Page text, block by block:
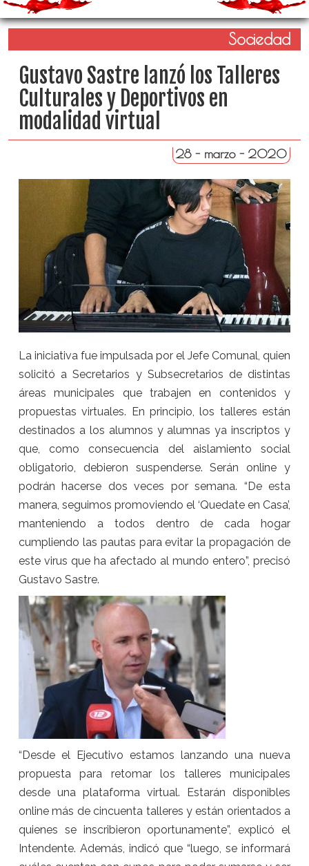
Sociedad
Gustavo Sastre lanzó los Talleres
Culturales y Deportivos en
modalidad virtual
28 - marzo - 2020
La iniciativa fue impulsada por el Jefe Comunal, quien
solicitó a Secretarios y Subsecretarios de distintas
áreas municipales que trabajen en contenidos y
propuestas virtuales. En principio, los talleres están
destinados a los alumnos y alumnas ya inscriptos y
que, como consecuencia del aislamiento social
obligatorio, debieron suspenderse. Serán online y
podrán hacerse dos veces por semana. “De esta
manera, seguimos promoviendo el ‘Quedate en Casa’,
manteniendo a todos dentro de cada hogar
cumpliendo las pautas para evitar la propagación de
este virus que ha afectado al mundo entero”, precisó
Gustavo Sastre.
“Desde el Ejecutivo estamos lanzando una nueva
propuesta para retomar los talleres municipales
desde una plataforma virtual. Estarán disponibles
online más de cincuenta talleres y están orientados a
quienes se inscribieron oportunamente”, explicó el
Intendente. Además, indicó que “luego, se informará